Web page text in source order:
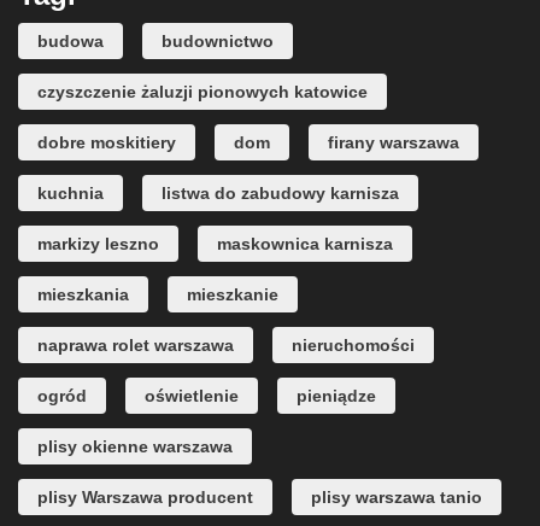
budowa budownictwo
czyszczenie żaluzji pionowych katowice
dobre moskitiery dom firany warszawa
kuchnia listwa do zabudowy karnisza
markizy leszno maskownica karnisza
mieszkania mieszkanie
naprawa rolet warszawa nieruchomości
ogród oświetlenie pieniądze
plisy okienne warszawa
plisy Warszawa producent plisy warszawa tanio